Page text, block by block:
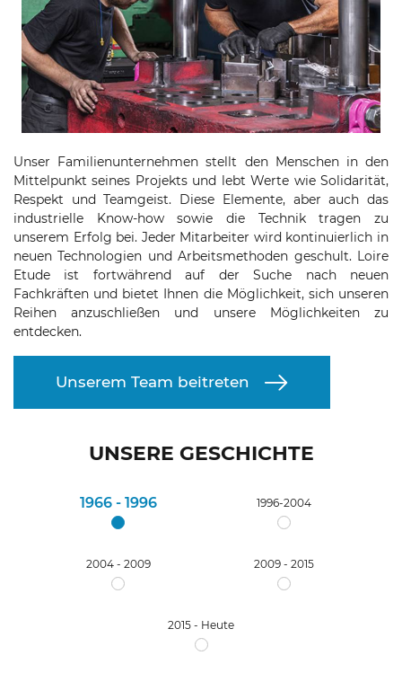
Unser Familienunternehmen stellt den Menschen in den
Mittelpunkt seines Projekts und lebt Werte wie Solidarität,
Respekt und Teamgeist. Diese Elemente, aber auch das
industrielle Know-how sowie die Technik tragen zu
unserem Erfolg bei. Jeder Mitarbeiter wird kontinuierlich in
neuen Technologien und Arbeitsmethoden geschult. Loire
Etude ist fortwährend auf der Suche nach neuen
Fachkräften und bietet Ihnen die Möglichkeit, sich unseren
Reihen anzuschließen und unsere Möglichkeiten zu
entdecken.
Unserem Team beitreten
UNSERE GESCHICHTE
1966 - 1996 1996-2004
2004 - 2009 2009 - 2015
2015 - Heute